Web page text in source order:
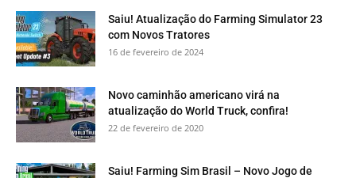
Saiu! Atualização do Farming Simulator 23
com Novos Tratores
16 de fevereiro de 2024
Novo caminhão americano virá na
atualização do World Truck, confira!
22 de fevereiro de 2020
Saiu! Farming Sim Brasil – Novo Jogo de